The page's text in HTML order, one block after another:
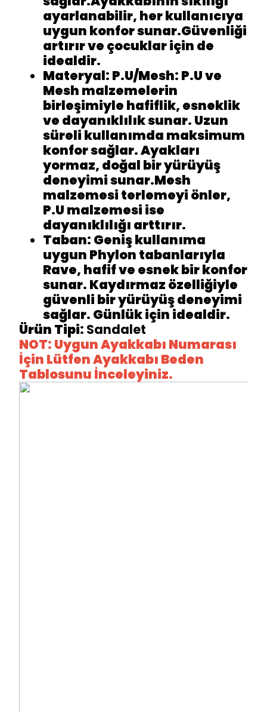
ayarlanabilir, her kullanıcıya
uygun konfor sunar.Güvenliği
artırır ve çocuklar için de
idealdir.
Materyal: P.U/Mesh: P.U ve
Mesh malzemelerin
birleşimiyle hafiflik, esneklik
ve dayanıklılık sunar. Uzun
süreli kullanımda maksimum
konfor sağlar. Ayakları
yormaz, doğal bir yürüyüş
deneyimi sunar.Mesh
malzemesi terlemeyi önler,
P.U malzemesi ise
dayanıklılığı arttırır.
Taban: Geniş kullanıma
uygun Phylon tabanlarıyla
Rave, hafif ve esnek bir konfor
sunar. Kaydırmaz özelliğiyle
güvenli bir yürüyüş deneyimi
sağlar. Günlük için idealdir.
Ürün Tipi: Sandalet
NOT: Uygun Ayakkabı Numarası
İçin Lütfen Ayakkabı Beden
Tablosunu İnceleyiniz.